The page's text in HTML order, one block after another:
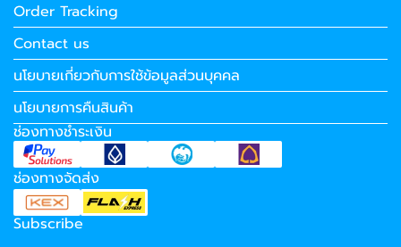
Order Tracking
Contact us
นโยบายเกี่ยวกับการใช้ข้อมูลส่วนบุคคล
นโยบายการคืนสินค้า
ช่องทางชำระเงิน
ช่องทางจัดส่ง
Subscribe